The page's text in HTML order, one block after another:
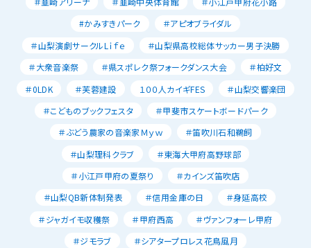
#かみすきパーク
＃アピオブライダル
＃山梨演劇サークルLｉｆｅ
＃山梨県高校総体サッカー男子決勝
＃大衆音楽祭
＃県スポレク祭フォークダンス大会
＃柏好文
＃0LDK
＃芙蓉建設 １００人カイギFES
＃山梨交響楽団
＃こどものブックフェスタ
＃甲斐市スケートボードパーク
＃ぶどう農家の音楽家Ｍｙｗ
＃笛吹川石和鵜飼
＃山梨理科クラブ
＃東海大甲府高野球部
＃小江戸甲府の夏祭り
＃カインズ笛吹店
＃山梨QB新体制発表
＃信用金庫の日
＃身延高校
＃ジャガイモ収穫祭
＃甲府西高
＃ヴァンフォーレ甲府
＃ジモラブ
＃シアタープロレス花鳥風月